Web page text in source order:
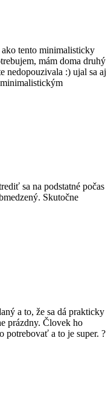
tento minimalisticky
mám doma druhý
nedopouzivala :) ujal sa aj
sa na podstatné počas
Skutočne
a to, že sa dá prakticky
prázdny. Človek ho
potrebovať a to je super. ?